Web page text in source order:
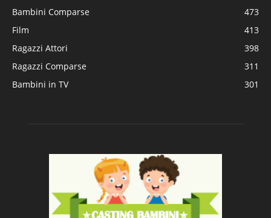
Bambini Comparse
473
Film
413
Ragazzi Attori
398
Ragazzi Comparse
311
Bambini in TV
301